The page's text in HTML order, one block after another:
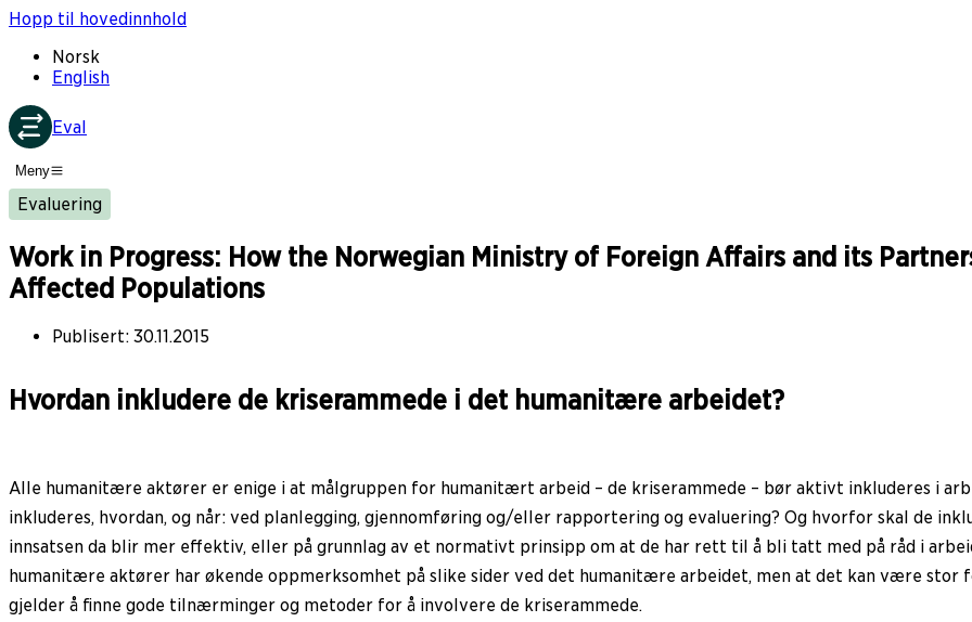
Hopp til hovedinnhold
Norsk
English
Eval
Meny
Evaluering
Work in Progress: How the Norwegian Ministry of Foreign Affairs and its
Affected Populations
Publisert: 30.11.2015
Hvordan inkludere de kriserammede i det humanitære arbeidet?
Alle humanitære aktører er enige i at målgruppen for humanitært arbeid – de kriserammede – bør aktivt inkluderes i
inkluderes, hvordan, og når: ved planlegging, gjennomføring og/eller rapportering og evaluering? Og hvorfor skal de
innsatsen da blir mer effektiv, eller på grunnlag av et normativt prinsipp om at de har rett til å bli tatt med på råd i
humanitære aktører har økende oppmerksomhet på slike sider ved det humanitære arbeidet, men at det kan være stor
gjelder å finne gode tilnærminger og metoder for å involvere de kriserammede.